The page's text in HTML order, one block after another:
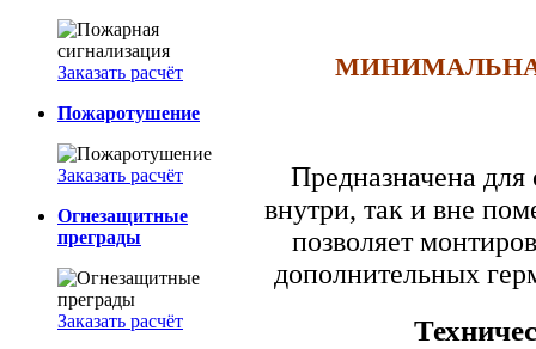
Заказать расчёт
Пожаротушение
Заказать расчёт
Огнезащитные
преграды
Заказать расчёт
Предназначена
внутри, так и вне
позволяет
дополнительных